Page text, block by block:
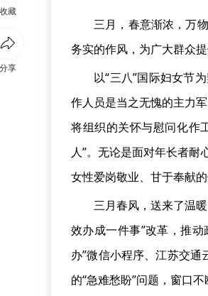
三月，春意渐浓，万
务实的作风，为广大群众
以“三八”国际妇女节
作人员是当之无愧的主力
将组织的关怀与慰问化作
人”。无论是面对年长者
女性爱岗敬业、甘于奉献
三月春风，送来了温
效办成一件事”改革，推
办”微信小程序、江苏交通
的“急难愁盼”问题，窗口
收藏
分享